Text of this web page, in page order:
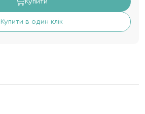
Купити в один клік